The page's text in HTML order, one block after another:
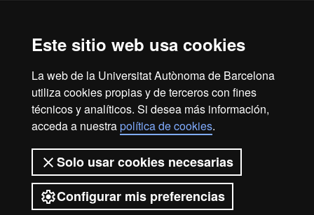
Este sitio web usa cookies
La web de la Universitat Autònoma de Barcelona
utiliza cookies propias y de terceros con fines
técnicos y analíticos. Si desea más información,
acceda a nuestrapolítica de cookies.
Solo usar cookies necesarias
Configurar mis preferencias
Canal interno de información Protección de datos
Sobre la web
Fundació UAB | Universitat Autònoma de Barcelona
La Fundació Universitat Autònoma de Barcelona es una
entidad creada en el seno de la Universitat Autònoma de
Barcelona que colabora en el fomento y la realización de
actividades docentes, de investigación y de acción social, y
en la prestación de servicios comerciales y de gestión
patrimonial vinculados a la actividad universitaria, dirigidos